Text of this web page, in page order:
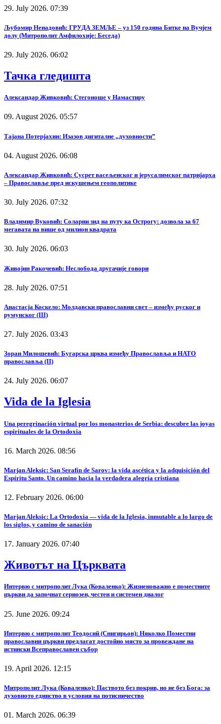
29. July 2026. 07:39
Љубомир Ненадовић: ГРУДА ЗЕМЉЕ – уз 150 година Битке на Вучјем
долу (Митрополит Амфилохије: Беседа)
29. July 2026. 06:02
Тачка гледишта
Александар Живковић: Стегоноше у Намастиру
09. August 2026. 05:57
Тајана Потерјахин: Изазов дигиталне „духовности”
04. August 2026. 06:08
Александар Живковић: Сусрет васељенског и јерусалимског патријарха
– Православље пред искушењем геополитике
30. July 2026. 07:32
Владимир Вуковић: Соларни зид на путу ка Острогу: дозвола за 67
мегавата на више од милион квадрата
30. July 2026. 06:03
Живојин Ракочевић: Неслобода другачије говори
28. July 2026. 07:51
Анастасја Коскело: Молдавски православни свет – између руског и
румунског (III)
27. July 2026. 03:43
Зоран Милошевић: Бугарска црква између Православља и НАТО
православља (II)
24. July 2026. 06:07
Vida de la Iglesia
Una peregrinación virtual por los monasterios de Serbia: descubre las joyas
espirituales de la Ortodoxia
16. March 2026. 08:56
Marjan Aleksic: San Serafín de Sarov: la vida ascética y la adquisición del
Espíritu Santo. Un camino hacia la verdadera alegría cristiana
12. February 2026. 06:00
Marjan Aleksic: La Ortodoxia — vida de la Iglesia, inmutable a lo largo de
los siglos, y camino de sanación
17. January 2026. 07:40
Животът на Църквата
Интервю с митрополит Лука (Коваленко): Жизненоважно е поместните
църкви да започнат сериозен, честен и системен диалог
25. June 2026. 09:24
Интервю с митрополит Теодосий (Снигирьов): Няколко Поместни
православни църкви предлагат достойно място за провеждане на
истински Всеправославен събор
19. April 2026. 12:15
Митрополит Лука (Коваленко): Паството без покрив, но не без Бога: за
духовното единство в условия на потисничество
01. March 2026. 06:39